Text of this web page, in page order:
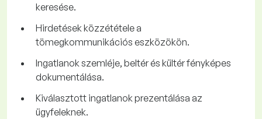
keresése.
Hirdetések közzététele a
tömegkommunikációs eszközökön.
Ingatlanok szemléje, beltér és kültér fényképes
dokumentálása.
Kiválasztott ingatlanok prezentálása az
ügyfeleknek.